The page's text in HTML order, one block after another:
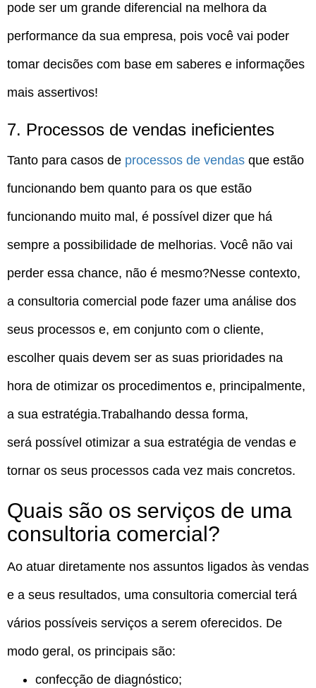
pode ser um grande diferencial na melhora da
performance da sua empresa, pois você vai poder
tomar decisões com base em saberes e informações
mais assertivos!
7. Processos de vendas ineficientes
Tanto para casos de processos de vendas que estão
funcionando bem quanto para os que estão
funcionando muito mal, é possível dizer que há
sempre a possibilidade de melhorias. Você não vai
perder essa chance, não é mesmo?Nesse contexto,
a consultoria comercial pode fazer uma análise dos
seus processos e, em conjunto com o cliente,
escolher quais devem ser as suas prioridades na
hora de otimizar os procedimentos e, principalmente,
a sua estratégia.Trabalhando dessa forma,
será possível otimizar a sua estratégia de vendas e
tornar os seus processos cada vez mais concretos.
Quais são os serviços de uma
consultoria comercial?
Ao atuar diretamente nos assuntos ligados às vendas
e a seus resultados, uma consultoria comercial terá
vários possíveis serviços a serem oferecidos. De
modo geral, os principais são:
confecção de diagnóstico;